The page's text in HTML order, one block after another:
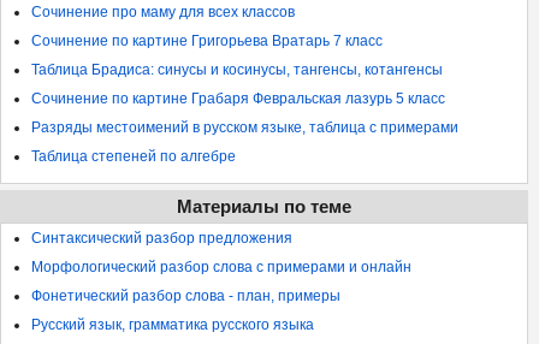
Сочинение про маму для всех классов
Сочинение по картине Григорьева Вратарь 7 класс
Таблица Брадиса: синусы и косинусы, тангенсы, котангенсы
Сочинение по картине Грабаря Февральская лазурь 5 класс
Разряды местоимений в русском языке, таблица с примерами
Таблица степеней по алгебре
Материалы по теме
Синтаксический разбор предложения
Морфологический разбор слова с примерами и онлайн
Фонетический разбор слова - план, примеры
Русский язык, грамматика русского языка